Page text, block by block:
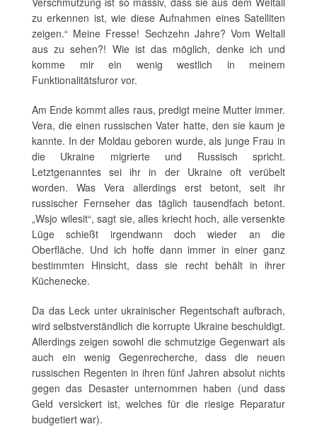
zu erkennen ist, wie diese Aufnahmen eines Satelliten
zeigen.“ Meine Fresse! Sechzehn Jahre? Vom Weltall
aus zu sehen?! Wie ist das möglich, denke ich und
komme mir ein wenig westlich in meinem
Funktionalitätsfuror vor.
Am Ende kommt alles raus, predigt meine Mutter immer.
Vera, die einen russischen Vater hatte, den sie kaum je
kannte. In der Moldau geboren wurde, als junge Frau in
die Ukraine migrierte und Russisch spricht.
Letztgenanntes sei ihr in der Ukraine oft verübelt
worden. Was Vera allerdings erst betont, seit ihr
russischer Fernseher das täglich tausendfach betont.
„Wsjo wilesit“, sagt sie, alles kriecht hoch, alle versenkte
Lüge schießt irgendwann doch wieder an die
Oberfläche. Und ich hoffe dann immer in einer ganz
bestimmten Hinsicht, dass sie recht behält in ihrer
Küchenecke.
Da das Leck unter ukrainischer Regentschaft aufbrach,
wird selbstverständlich die korrupte Ukraine beschuldigt.
Allerdings zeigen sowohl die schmutzige Gegenwart als
auch ein wenig Gegenrecherche, dass die neuen
russischen Regenten in ihren fünf Jahren absolut nichts
gegen das Desaster unternommen haben (und dass
Geld versickert ist, welches für die riesige Reparatur
budgetiert war).